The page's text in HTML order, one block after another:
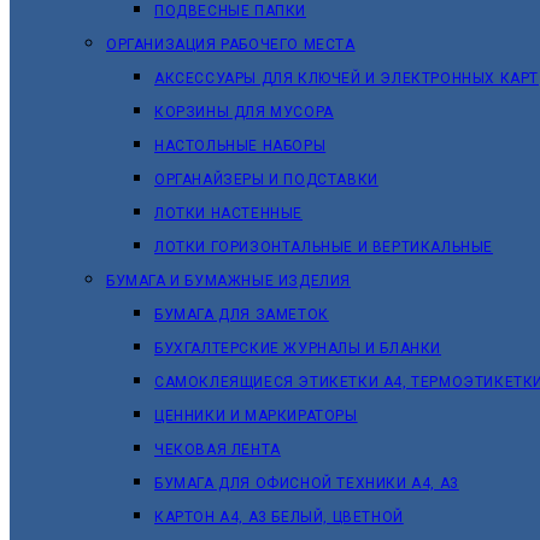
ПОДВЕСНЫЕ ПАПКИ
ОРГАНИЗАЦИЯ РАБОЧЕГО МЕСТА
АКСЕССУАРЫ ДЛЯ КЛЮЧЕЙ И ЭЛЕКТРОННЫХ КАРТ
КОРЗИНЫ ДЛЯ МУСОРА
НАСТОЛЬНЫЕ НАБОРЫ
ОРГАНАЙЗЕРЫ И ПОДСТАВКИ
ЛОТКИ НАСТЕННЫЕ
ЛОТКИ ГОРИЗОНТАЛЬНЫЕ И ВЕРТИКАЛЬНЫЕ
БУМАГА И БУМАЖНЫЕ ИЗДЕЛИЯ
БУМАГА ДЛЯ ЗАМЕТОК
БУХГАЛТЕРСКИЕ ЖУРНАЛЫ И БЛАНКИ
САМОКЛЕЯЩИЕСЯ ЭТИКЕТКИ А4,
ЦЕННИКИ И МАРКИРАТОРЫ
ЧЕКОВАЯ ЛЕНТА
БУМАГА ДЛЯ ОФИСНОЙ ТЕХНИКИ А4, А3
КАРТОН А4, А3 БЕЛЫЙ, ЦВЕТНОЙ